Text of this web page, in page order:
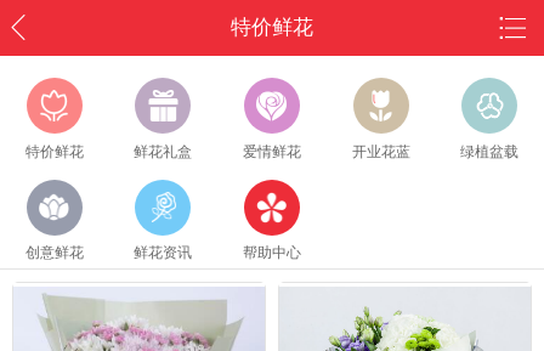
特价鲜花
特价鲜花 鲜花礼盒 爱情鲜花 开业花蓝 绿植盆载
创意鲜花 鲜花资讯 帮助中心